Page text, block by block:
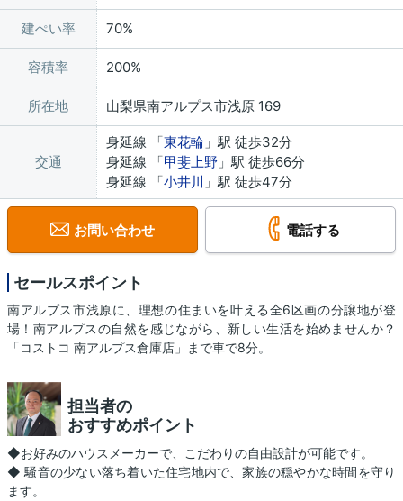
建ぺい率 70%
容積率 200%
所在地 山梨県南アルプス市浅原 169
交通
身延線 「東花輪 」駅 徒歩32分
身延線 「甲斐上野 」駅 徒歩66分
身延線 「小井川 」駅 徒歩47分
お問い合わせ 電話する
セールスポイント
南アルプス市浅原に、理想の住まいを叶える全6区画の分譲地が登
場！南アルプスの自然を感じながら、新しい生活を始めませんか？
「コストコ 南アルプス倉庫店」まで車で8分。
担当者の
おすすめポイント
◆お好みのハウスメーカーで、こだわりの自由設計が可能です。
◆ 騒音の少ない落ち着いた住宅地内で、家族の穏やかな時間を守り
ます。